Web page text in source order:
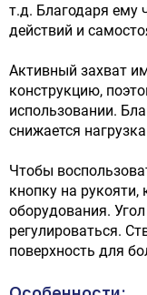
т.д. Благодаря ему
действий и
Активный захват
конструкцию,
использовании.
снижается
Чтобы
кнопку на рукояти,
оборудования.
регулироваться.
поверхность для